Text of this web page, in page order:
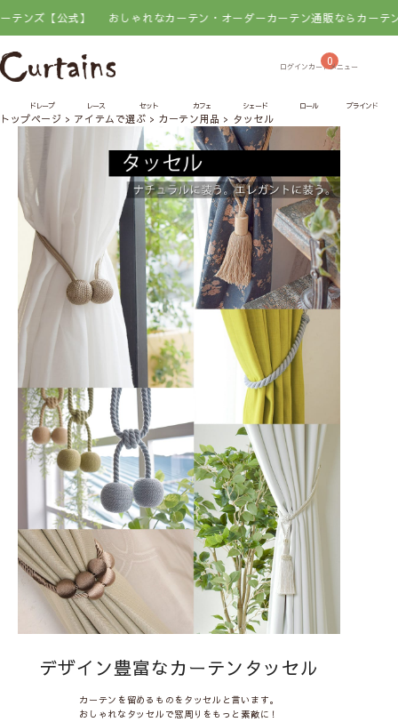
式】 おしゃれなカーテン・オーダーカーテン通販ならカーテンズ【公式】
0
ドレープ レース セット カフェ シェード ロール ブラインド
トップページ アイテムで選ぶ カーテン用品 タッセル
デザイン豊富なカーテンタッセル
カーテンを留めるものをタッセルと言います。
おしゃれなタッセルで窓周りをもっと素敵に！